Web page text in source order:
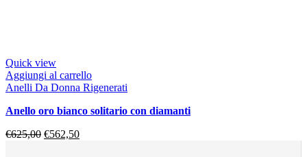
Quick view
Aggiungi al carrello
Anelli Da Donna Rigenerati
anello oro bianco solitario con diamanti
€625,00 €562,50